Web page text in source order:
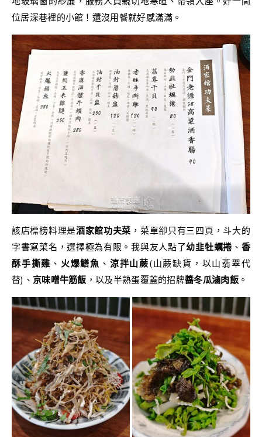
位居深巷裡的小館！還沒用餐就好感滿滿。
該店標榜料理是酒家館功夫菜 ，菜單卻只有三四頁，斗大的
字書寫菜名，選擇極為有限。我與友人點了幼韭牡蠣捲、 香
酥手撕雞 、 火爆鱔魚 、 涼拌山蕨(山蕨缺貨，以山翡翠代
替)、 京味噌牛筋飯 ，以及半熟蛋覆蓋的招牌醬冬瓜滷肉飯。